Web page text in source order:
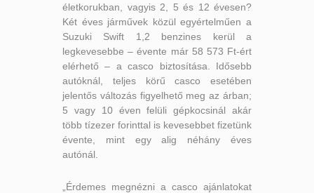
életkorukban, vagyis 2, 5 és 12 évesen?
Két éves járművek közül egyértelműen a
Suzuki Swift 1,2 benzines kerül a
legkevesebbe – évente már 58 573 Ft-ért
elérhető – a casco biztosítása. Idősebb
autóknál, teljes körű casco esetében
jelentős változás figyelhető meg az árban;
5 vagy 10 éven felüli gépkocsinál akár
több tízezer forinttal is kevesebbet fizetünk
évente, mint egy alig néhány éves
autónál.
„Érdemes megnézni a casco ajánlatokat